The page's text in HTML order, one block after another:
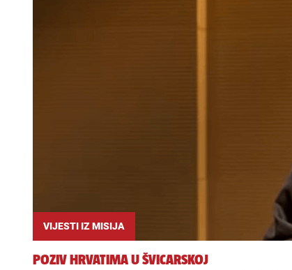
VIJESTI IZ MISIJA
POZIV HRVATIMA U ŠVICARSKOJ